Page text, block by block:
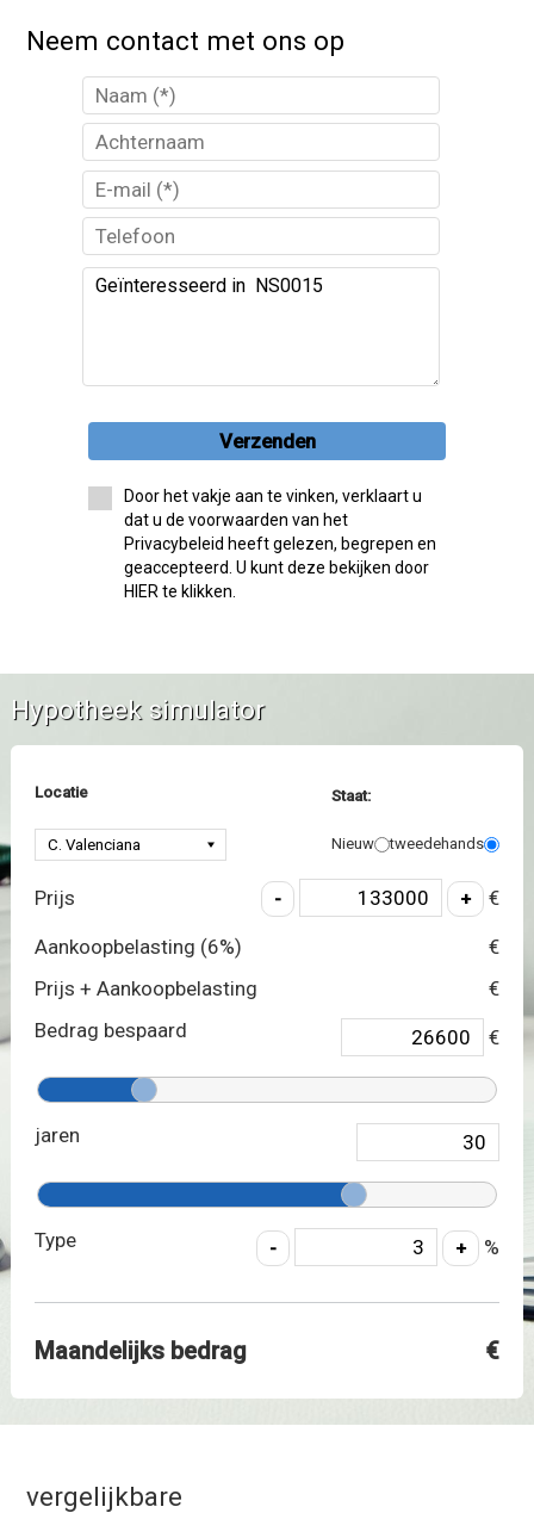
Neem contact met ons op
Verzenden
Door het vakje aan te vinken, verklaart u
dat u de voorwaarden van het
Privacybeleid heeft gelezen, begrepen en
geaccepteerd. U kunt deze bekijken door
HIER te klikken.
Hypotheek simulator
Locatie Staat:
Nieuw tweedehands
Prijs €
Aankoopbelasting (6%)
€
Prijs + Aankoopbelasting
€
Bedrag bespaard
€
jaren
Type %
Maandelijks bedrag €
vergelijkbare